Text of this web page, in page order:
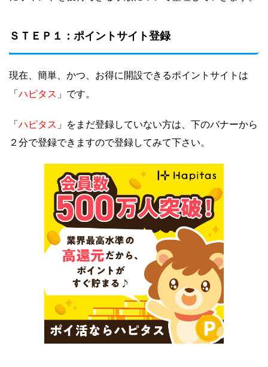
ＳＴＥＰ１：ポイントサイト登録
現在、簡単、かつ、お得に開設できるポイントサイトは
「ハピタス 」です。
「ハピタス 」をまだ登録していない方は、下のバナーから
２分で登録できますので登録してみて下さい。